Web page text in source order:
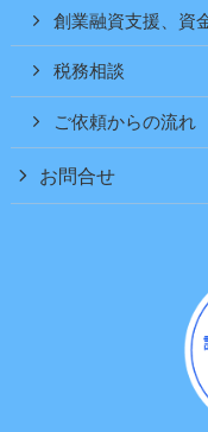
創業融資支援、資
税務相談
ご依頼からの流れ
お問合せ